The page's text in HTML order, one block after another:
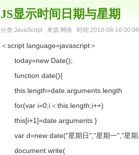
JS显示时间日期与星期
分类:JavaScript 来源:网络 时间:2010-08-16
＜script language=javascript＞
today=new Date();
function date(){
this.length=date.arguments.length
for(var i=0;i＜this.length;i++)
this[i+1]=date.arguments }
var d=new date("星期日","星期一","星期
document.write(